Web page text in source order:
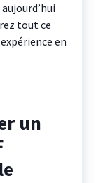
tout ce
en
un